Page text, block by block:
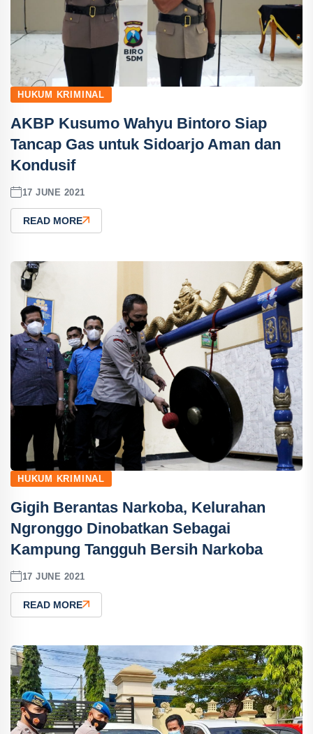
HUKUM KRIMINAL
AKBP Kusumo Wahyu Bintoro Siap
Tancap Gas untuk Sidoarjo Aman dan
Kondusif
17 JUNE 2021
READ MORE
HUKUM KRIMINAL
Gigih Berantas Narkoba, Kelurahan
Ngronggo Dinobatkan Sebagai
Kampung Tangguh Bersih Narkoba
17 JUNE 2021
READ MORE